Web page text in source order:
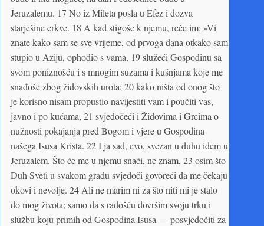
Jeruzalemu. 17 No iz Mileta posla u Efez i dozva
starješine crkve. 18 A kad stigoše k njemu, reče im: »Vi
znate kako sam se sve vrijeme, od prvoga dana otkako sam
stupio u Aziju, ophodio s vama, 19 služeći Gospodinu sa
svom poniznošću i s mnogim suzama i kušnjama koje me
snađoše zbog židovskih urota; 20 kako ništa od onog što
je korisno nisam propustio navijestiti vam i poučiti vas,
javno i po kućama, 21 svjedočeći i Židovima i Grcima o
nužnosti pokajanja pred Bogom i vjere u Gospodina
našega Isusa Krista. 22 I ja sad, evo, svezan u duhu idem u
Jeruzalem. Što će me u njemu snaći, ne znam, 23 osim što
Duh Sveti u svakom gradu svjedoči govoreći da me čekaju
okovi i nevolje. 24 Ali ne marim ni za što niti mi je stalo
do mog života; samo da s radošću dovršim svoju trku i
službu koju primih od Gospodina Isusa — posvjedočiti za